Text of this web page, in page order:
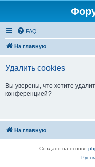
FAQ
На главную
Удалить cookies
Вы уверены, что хотите
конференцией?
На главную
Создано на основе